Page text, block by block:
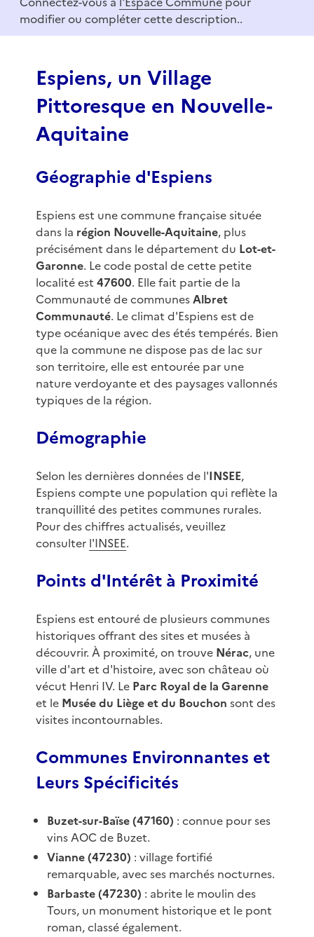
f
modifier ou compléter cette description..
Espiens, un Village
Pittoresque en Nouvelle-
Aquitaine
Géographie d'Espiens
Espiens est une commune française située
dans la région Nouvelle-Aquitaine, plus
précisément dans le département du Lot-et-
Garonne. Le code postal de cette petite
localité est 47600. Elle fait partie de la
Communauté de communesAlbret
Communauté. Le climat d'Espiens est de
type océanique avec des étés tempérés. Bien
que la commune ne dispose pas de lac sur
son territoire, elle est entourée par une
nature verdoyante et des paysages vallonnés
typiques de la région.
Démographie
Selon les dernières données de l'INSEE,
Espiens compte une population qui reflète la
tranquillité des petites communes rurales.
Pour des chiffres actualisés, veuillez
consulter l'INSEE.
Points d'Intérêt à Proximité
Espiens est entouré de plusieurs communes
historiques offrant des sites et musées à
découvrir. À proximité, on trouve Nérac, une
ville d'art et d'histoire, avec son château où
vécut Henri IV. Le Parc Royal de la Garenne
et le Musée du Liège et du Bouchon sont des
visites incontournables.
Communes Environnantes et
Leurs Spécificités
Buzet-sur-Baïse (47160) : connue pour ses
vins AOC de Buzet.
Vianne (47230) : village fortifié
remarquable, avec ses marchés nocturnes.
Barbaste (47230) : abrite le moulin des
Tours, un monument historique et le pont
roman, classé également.